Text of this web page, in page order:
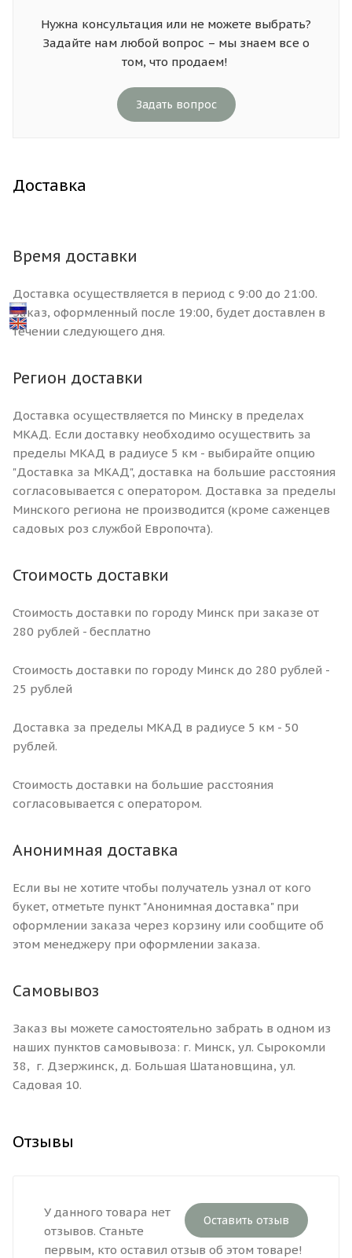
Нужна консультация или не можете выбрать?
Задайте нам любой вопрос – мы знаем все о
том, что продаем!
Задать вопрос
Доставка
Время доставки
Доставка осуществляется в период с 9:00 до 21:00.
Заказ, оформленный после 19:00, будет доставлен в
течении следующего дня.
Регион доставки
Доставка осуществляется по Минску в пределах
МКАД. Если доставку необходимо осуществить за
пределы МКАД в радиусе 5 км - выбирайте опцию
"Доставка за МКАД", доставка на большие расстояния
согласовывается с оператором. Доставка за пределы
Минского региона не производится (кроме саженцев
садовых роз службой Европочта).
Стоимость доставки
Стоимость доставки по городу Минск при заказе от
280 рублей - бесплатно
Стоимость доставки по городу Минск до 280 рублей -
25 рублей
Доставка за пределы МКАД в радиусе 5 км - 50
рублей.
Стоимость доставки на большие расстояния
согласовывается с оператором.
Анонимная доставка
Если вы не хотите чтобы получатель узнал от кого
букет, отметьте пункт "Анонимная доставка" при
оформлении заказа через корзину или сообщите об
этом менеджеру при оформлении заказа.
Самовывоз
Заказ вы можете самостоятельно забрать в одном из
наших пунктов самовывоза: г. Минск, ул. Сырокомли
38, г. Дзержинск, д. Большая Шатановщина, ул.
Садовая 10.
Отзывы
Оставить отзыв
У данного товара нет
отзывов. Станьте
первым, кто оставил отзыв об этом товаре!